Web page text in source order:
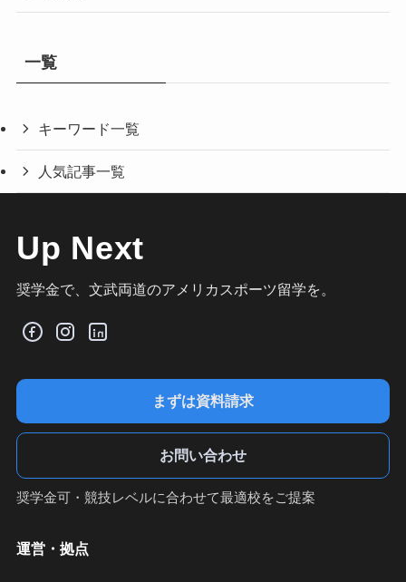
一覧
キーワード一覧
人気記事一覧
Up Next
奨学金で、文武両道のアメリカスポーツ留学を。
まずは資料請求
お問い合わせ
奨学金可・競技レベルに合わせて最適校をご提案
運営・拠点